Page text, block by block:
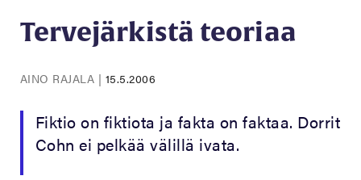
Tervejärkistä teoriaa
AINO RAJALA | 15.5.2006
Fiktio on fiktiota ja fakta on faktaa. Dorrit
Cohn ei pelkää välillä ivata.